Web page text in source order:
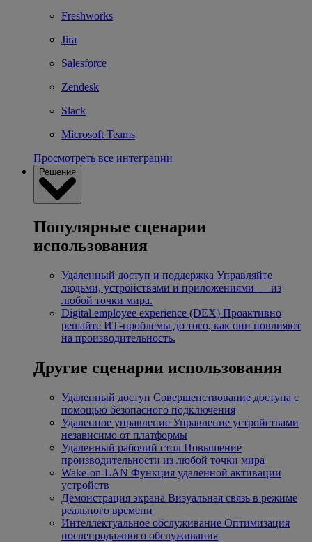
Freshworks
Jira
Salesforce
Zendesk
Slack
Microsoft Teams
Просмотреть все интеграции
Решения
Популярные сценарии
использования
Удаленный доступ и поддержка Управляйте
людьми, устройствами и приложениями — из
любой точки мира.
Digital employee experience (DEX) Проактивно
решайте ИТ-проблемы до того, как они повлияют
на производительность.
Другие сценарии использования
Удаленный доступ Совершенствование доступа с
помощью безопасного подключения
Удаленное управление Управление устройствами
независимо от платформы
Удаленный рабочий стол Повышение
производительности из любой точки мира
Wake-on-LAN Функция удаленной активации
устройств
Демонстрация экрана Визуальная связь в режиме
реального времени
Интеллектуальное обслуживание Оптимизация
послепродажного обслуживания